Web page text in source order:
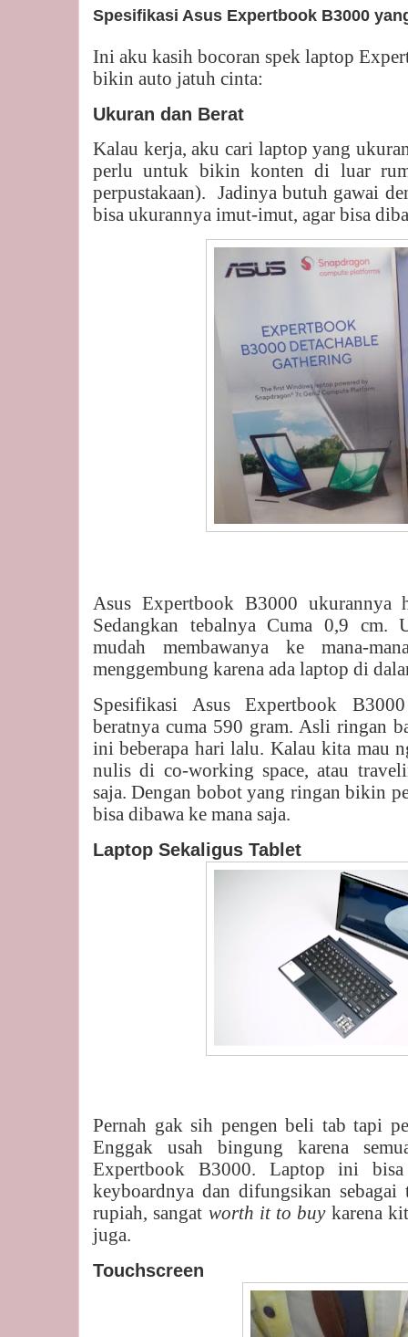
Spesifikasi Asus Expertbook B3000
Ini aku kasih bocoran spek laptop
bikin auto jatuh cinta:
Ukuran dan Berat
Kalau kerja, aku cari laptop yang
perlu untuk bikin konten di luar
perpustakaan). Jadinya butuh gawai
bisa ukurannya imut-imut, agar bisa
Asus Expertbook B3000 ukurannya
Sedangkan tebalnya Cuma 0,9 cm.
mudah membawanya ke mana-
menggembung karena ada laptop di
Spesifikasi Asus Expertbook
beratnya cuma 590 gram. Asli ringan
ini beberapa hari lalu. Kalau kita mau
nulis di co-working space, atau
saja. Dengan bobot yang ringan bikin
bisa dibawa ke mana saja.
Laptop Sekaligus Tablet
Pernah gak sih pengen beli tab tapi
Enggak usah bingung karena
Expertbook B3000. Laptop ini
keyboardnya dan difungsikan
rupiah, sangat worth it to buy karena
juga.
Touchscreen